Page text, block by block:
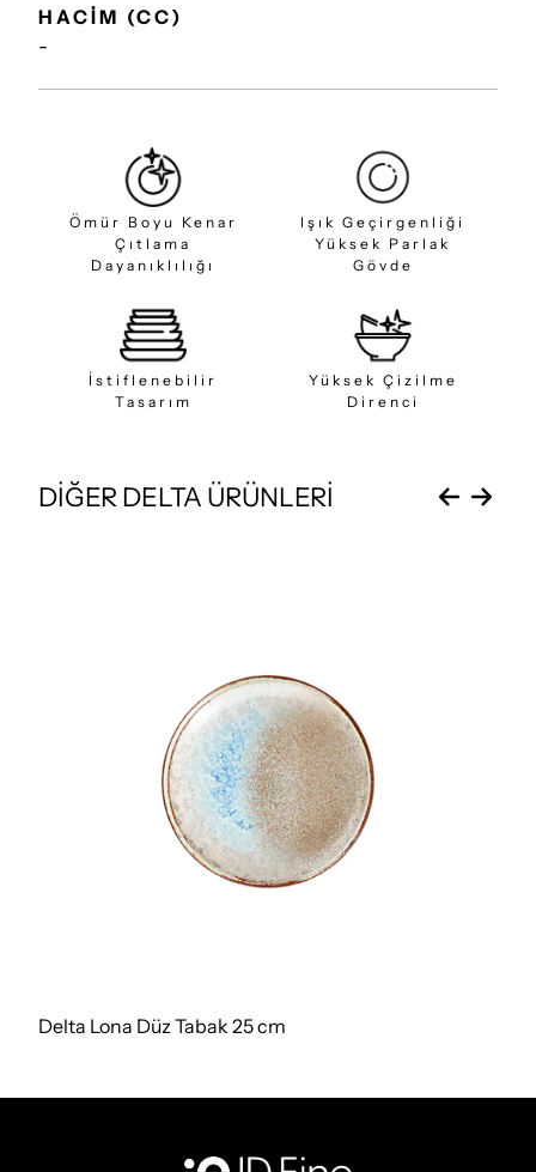
HACİM (CC)
-
Ömür Boyu Kenar
Çıtlama
Dayanıklılığı
Işık Geçirgenliği
Yüksek Parlak
Gövde
İstiflenebilir
Tasarım
Yüksek Çizilme
Direnci
DİĞER DELTA ÜRÜNLERİ
Delta Lona Düz Tabak 25 cm